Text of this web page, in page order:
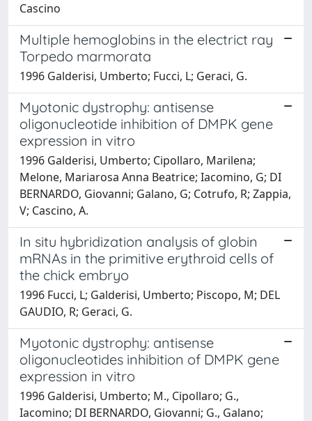
Cascino
Multiple hemoglobins in the electrict ray
Torpedo marmorata
1996 Galderisi, Umberto; Fucci, L; Geraci, G.
Myotonic dystrophy: antisense
oligonucleotide inhibition of DMPK gene
expression in vitro
1996 Galderisi, Umberto; Cipollaro, Marilena;
Melone, Mariarosa Anna Beatrice; Iacomino, G; DI
BERNARDO, Giovanni; Galano, G; Cotrufo, R; Zappia,
V; Cascino, A.
In situ hybridization analysis of globin
mRNAs in the primitive erythroid cells of
the chick embryo
1996 Fucci, L; Galderisi, Umberto; Piscopo, M; DEL
GAUDIO, R; Geraci, G.
Myotonic dystrophy: antisense
oligonucleotides inhibition of DMPK gene
expression in vitro
1996 Galderisi, Umberto; M., Cipollaro; G.,
Iacomino; DI BERNARDO, Giovanni; G., Galano;